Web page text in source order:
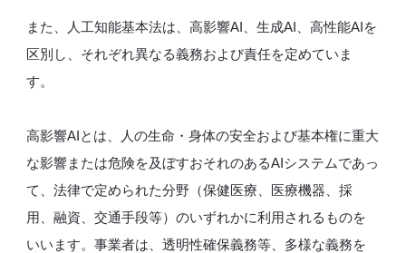
また、人工知能基本法は、高影響AI、生成AI、高性能AIを
区別し、それぞれ異なる義務および責任を定めていま
す。
高影響AIとは、人の生命・身体の安全および基本権に重大
な影響または危険を及ぼすおそれのあるAIシステムであっ
て、法律で定められた分野（保健医療、医療機器、採
用、融資、交通手段等）のいずれかに利用されるものを
いいます。事業者は、透明性確保義務等、多様な義務を